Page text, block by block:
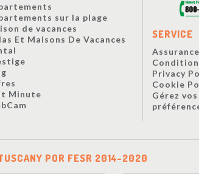
sur la plage
de vacances
Et Maisons De Vacances
Minute
SERVICE
Assurance
Privacy
Cookie
Gérez vos
POR FESR 2014-2020